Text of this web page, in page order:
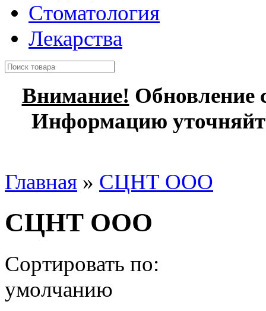
Стоматология
Лекарства
Внимание! Обновление
Информацию
Главная » СЦНТ ООО
СЦНТ ООО
Сортировать по:
умолчанию